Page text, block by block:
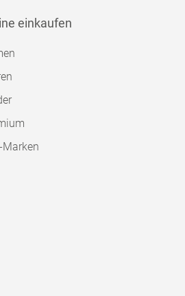
einkaufen
Marken